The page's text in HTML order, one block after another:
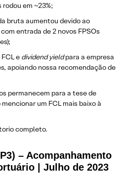
em ~23%;
bruta aumentou devido ao
entrada de 2 novos FPSOs
e dividend yieldpara a empresa
apoiando nossa recomendação de
permanecem para a tese de
um FCL mais baixo à
completo.
– Acompanhamento
| Julho de 2023